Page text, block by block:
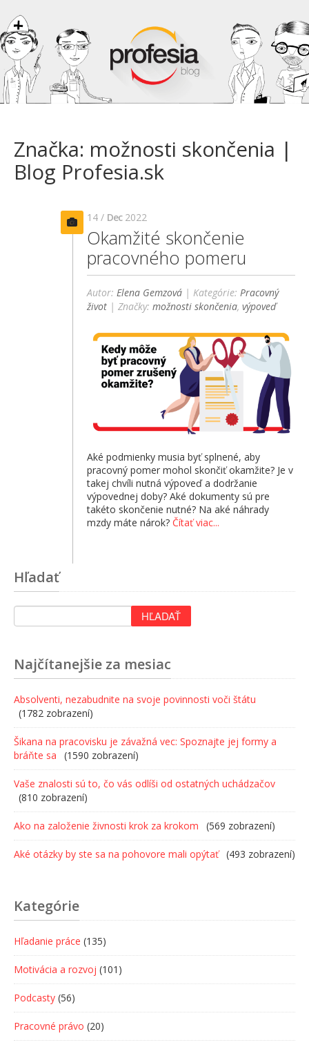
Značka: možnosti skončenia |
Blog Profesia.sk
14 / Dec 2022
Okamžité skončenie
pracovného pomeru
Autor:Elena Gemzová | Kategórie:Pracovný
život | Značky:možnosti skončenia,výpoveď
Aké podmienky musia byť splnené, aby
pracovný pomer mohol skončiť okamžite? Je v
takej chvíli nutná výpoveď a dodržanie
výpovednej doby? Aké dokumenty sú pre
takéto skončenie nutné? Na aké náhrady
mzdy máte nárok? Čítať viac...
Hľadať
Najčítanejšie za mesiac
Absolventi, nezabudnite na svoje povinnosti voči štátu
(1782 zobrazení)
Šikana na pracovisku je závažná vec: Spoznajte jej formy a
bráňte sa
(1590 zobrazení)
Vaše znalosti sú to, čo vás odlíši od ostatných uchádzačov
(810 zobrazení)
Ako na založenie živnosti krok za krokom (569 zobrazení)
Aké otázky by ste sa na pohovore mali opýtať (493 zobrazení)
Kategórie
Hľadanie práce (135)
Motivácia a rozvoj (101)
Podcasty (56)
Pracovné právo (20)